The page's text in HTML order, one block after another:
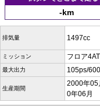
-km
排気量 1497cc
ミッション フロア4AT
最大出力 105ps/
生産期間
2000年05
0年06月